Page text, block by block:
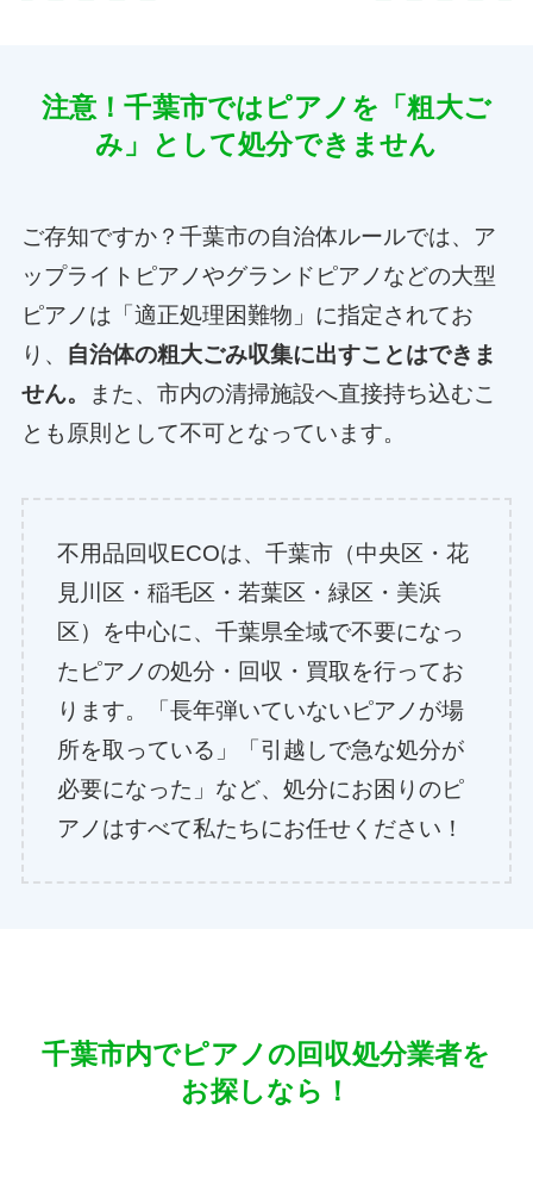
注意！千葉市ではピアノを「粗大ご
み」として処分できません
ご存知ですか？千葉市の自治体ルールでは、ア
ップライトピアノやグランドピアノなどの大型
ピアノは「適正処理困難物」に指定されてお
り、 自治体の粗大ごみ収集に出すことはできま
せん。
また、市内の清掃施設へ直接持ち込むこ
とも原則として不可となっています。
不用品回収ECOは、千葉市（中央区・花
見川区・稲毛区・若葉区・緑区・美浜
区）を中心に、千葉県全域で不要になっ
たピアノの処分・回収・買取を行ってお
ります。「長年弾いていないピアノが場
所を取っている」「引越しで急な処分が
必要になった」など、処分にお困りのピ
アノはすべて私たちにお任せください！
千葉市内でピアノの回収処分業者を
お探しなら！